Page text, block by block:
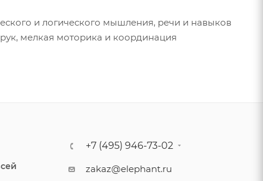
и логического мышления, речи и навыков
мелкая моторика и координация
+7 (495) 946-73-02
zakaz@elephant.ru